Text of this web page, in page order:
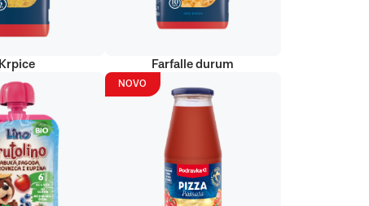
Krpice Farfalle durum
NOVO